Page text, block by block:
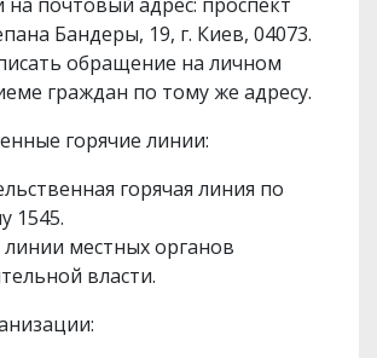
Бандеры, 19, г. Киев, 04073.
обращение на личном
граждан по тому же адресу.
горячие линии:
горячая линия по
1545.
линии местных органов
власти.